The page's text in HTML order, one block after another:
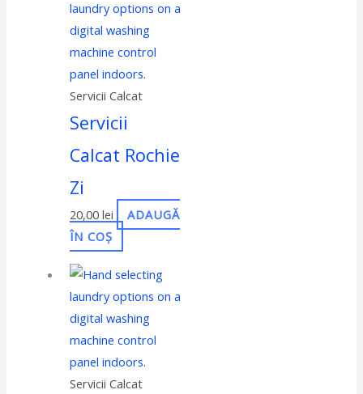
Servicii Calcat
Servicii
Calcat Rochie
Zi
20,00lei
ADAUGĂ
ÎN COȘ
Servicii Calcat